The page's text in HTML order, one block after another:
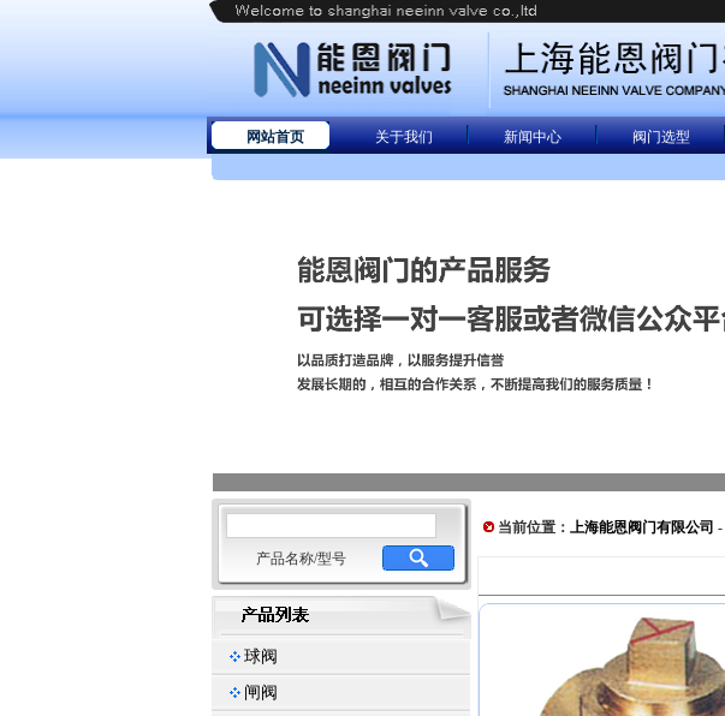
网站首页 关于我们 新闻中心 阀门选型
产品名称/型号
球阀
闸阀
当前位置： 上海能恩阀门有限公司 -